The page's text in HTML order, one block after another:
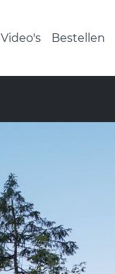
Video's Bestellen